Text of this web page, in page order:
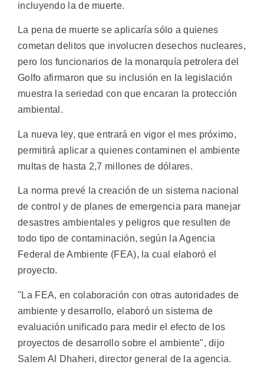
incluyendo la de muerte.
La pena de muerte se aplicaría sólo a quienes
cometan delitos que involucren desechos nucleares,
pero los funcionarios de la monarquía petrolera del
Golfo afirmaron que su inclusión en la legislación
muestra la seriedad con que encaran la protección
ambiental.
La nueva ley, que entrará en vigor el mes próximo,
permitirá aplicar a quienes contaminen el ambiente
multas de hasta 2,7 millones de dólares.
La norma prevé la creación de un sistema nacional
de control y de planes de emergencia para manejar
desastres ambientales y peligros que resulten de
todo tipo de contaminación, según la Agencia
Federal de Ambiente (FEA), la cual elaboró el
proyecto.
"La FEA, en colaboración con otras autoridades de
ambiente y desarrollo, elaboró un sistema de
evaluación unificado para medir el efecto de los
proyectos de desarrollo sobre el ambiente", dijo
Salem Al Dhaheri, director general de la agencia.